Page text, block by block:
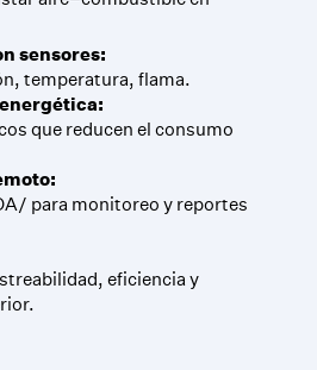
sensores:
temperatura, flama.
que reducen el consumo
para monitoreo y reportes
eficiencia y